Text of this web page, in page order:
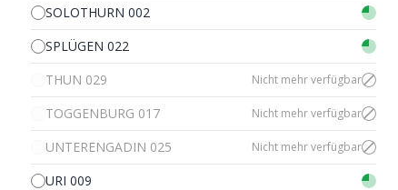
SOLOTHURN 002
SPLÜGEN 022
THUN 029
Nicht mehr verfügbar
TOGGENBURG 017 Nicht mehr verfügbar
UNTERENGADIN 025 Nicht mehr verfügbar
URI 009